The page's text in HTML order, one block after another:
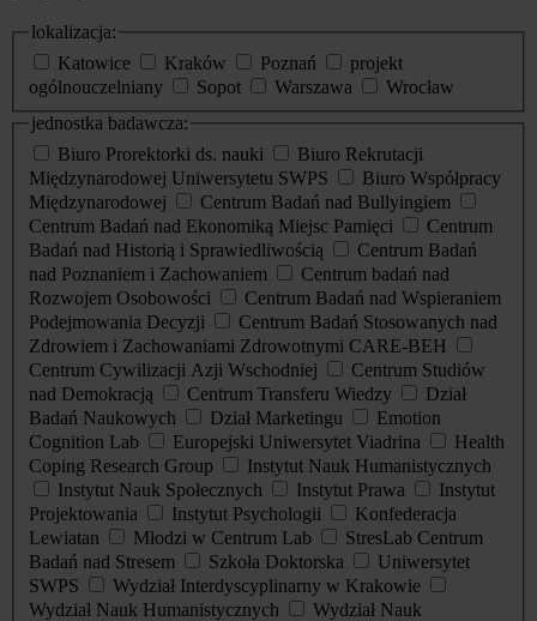
lokalizacja:
Katowice
Kraków Poznań
projekt
ogólnouczelniany
Sopot Warszawa
Wrocław
jednostka badawcza:
Biuro Prorektorki ds. nauki
Biuro Rekrutacji
Międzynarodowej Uniwersytetu SWPS
Biuro Współpracy
Międzynarodowej
Centrum Badań nad Bullyingiem
Centrum Badań nad Ekonomiką Miejsc Pamięci
Centrum
Badań nad Historią i Sprawiedliwością
Centrum Badań
nad Poznaniem i Zachowaniem
Centrum badań nad
Rozwojem Osobowości
Centrum Badań nad Wspieraniem
Podejmowania Decyzji
Centrum Badań Stosowanych nad
Zdrowiem i Zachowaniami Zdrowotnymi CARE-BEH
Centrum Cywilizacji Azji Wschodniej
Centrum Studiów
nad Demokracją
Centrum Transferu Wiedzy
Dział
Badań Naukowych
Dział Marketingu
Emotion
Cognition Lab
Europejski Uniwersytet Viadrina
Health
Coping Research Group
Instytut Nauk Humanistycznych
Instytut Nauk Społecznych
Instytut Prawa
Instytut
Projektowania
Instytut Psychologii
Konfederacja
Lewiatan
Młodzi w Centrum Lab
StresLab Centrum
Badań nad Stresem
Szkoła Doktorska
Uniwersytet
SWPS
Wydział Interdyscyplinarny w Krakowie
Wydział Nauk Humanistycznych
Wydział Nauk